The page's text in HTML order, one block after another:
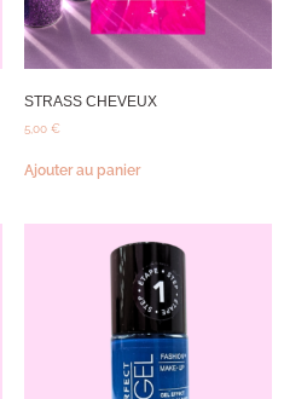
STRASS CHEVEUX
5,00 €
Ajouter au panier